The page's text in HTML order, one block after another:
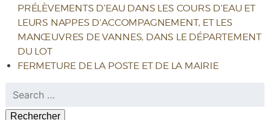
PRÉLÈVEMENTS D’EAU DANS LES COURS D’EAU ET
LEURS NAPPES D’ACCOMPAGNEMENT, ET LES
MANŒUVRES DE VANNES, DANS LE DÉPARTEMENT
DU LOT
FERMETURE DE LA POSTE ET DE LA MAIRIE
Rechercher :